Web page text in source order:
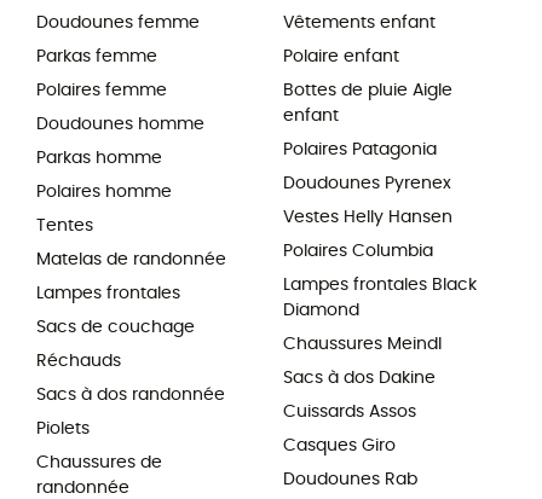
Doudounes femme
Parkas femme
Polaires femme
Doudounes homme
Parkas homme
Polaires homme
Tentes
Matelas de randonnée
Lampes frontales
Sacs de couchage
Réchauds
Sacs à dos randonnée
Piolets
Chaussures de
randonnée
Vêtements enfant
Polaire enfant
Bottes de pluie Aigle
enfant
Polaires Patagonia
Doudounes Pyrenex
Vestes Helly Hansen
Polaires Columbia
Lampes frontales Black
Diamond
Chaussures Meindl
Sacs à dos Dakine
Cuissards Assos
Casques Giro
Doudounes Rab